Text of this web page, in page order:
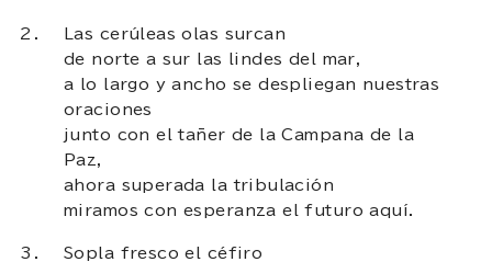
Las cerúleas olas surcan
de norte a sur las lindes del mar,
a lo largo y ancho se despliegan nuestras
oraciones
junto con el tañer de la Campana de la
Paz,
ahora superada la tribulación
miramos con esperanza el futuro aquí.
Sopla fresco el céfiro